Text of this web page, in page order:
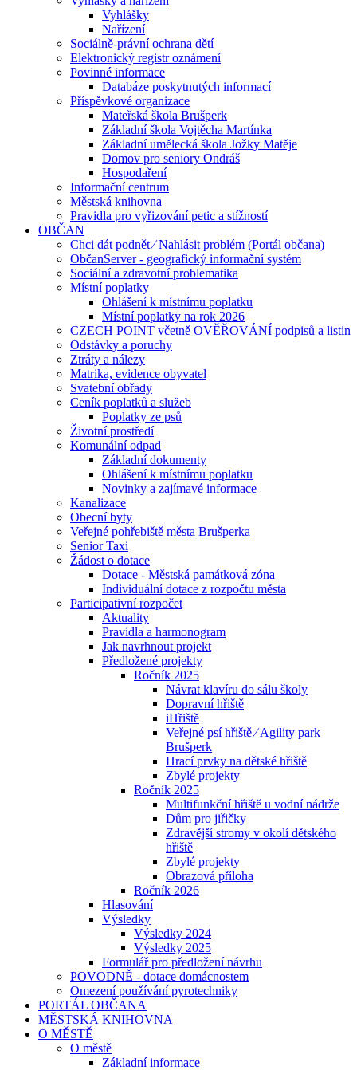
Vyhlášky
Nařízení
Sociálně-právní ochrana dětí
Elektronický registr oznámení
Povinné informace
Databáze poskytnutých informací
Příspěvkové organizace
Mateřská škola Brušperk
Základní škola Vojtěcha Martínka
Základní umělecká škola Jožky Matěje
Domov pro seniory Ondráš
Hospodaření
Informační centrum
Městská knihovna
Pravidla pro vyřizování petic a stížností
OBČAN
Chci dát podnět ⁄ Nahlásit problém (Portál občana)
ObčanServer - geografický informační systém
Sociální a zdravotní problematika
Místní poplatky
Ohlášení k místnímu poplatku
Místní poplatky na rok 2026
CZECH POINT včetně OVĚŘOVÁNÍ podpisů a listin
Odstávky a poruchy
Ztráty a nálezy
Matrika, evidence obyvatel
Svatební obřady
Ceník poplatků a služeb
Poplatky ze psů
Životní prostředí
Komunální odpad
Základní dokumenty
Ohlášení k místnímu poplatku
Novinky a zajímavé informace
Kanalizace
Obecní byty
Veřejné pohřebiště města Brušperka
Senior Taxi
Žádost o dotace
Dotace - Městská památková zóna
Individuální dotace z rozpočtu města
Participativní rozpočet
Aktuality
Pravidla a harmonogram
Jak navrhnout projekt
Předložené projekty
Ročník 2025
Návrat klavíru do sálu školy
Dopravní hřiště
iHřiště
Veřejné psí hřiště ⁄ Agility park
Brušperk
Hrací prvky na dětské hřiště
Zbylé projekty
Ročník 2025
Multifunkční hřiště u vodní nádrže
Dům pro jiřičky
Zdravější stromy v okolí dětského
hřiště
Zbylé projekty
Obrazová příloha
Ročník 2026
Hlasování
Výsledky
Výsledky 2024
Výsledky 2025
Formulář pro předložení návrhu
POVODNĚ - dotace domácnostem
Omezení používání pyrotechniky
PORTÁL OBČANA
MĚSTSKÁ KNIHOVNA
O MĚSTĚ
O městě
Základní informace